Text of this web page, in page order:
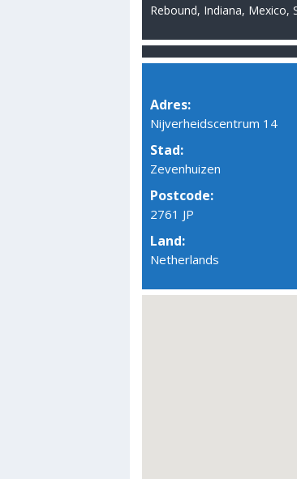
Rebound, Indiana, Mexico,
Adres:
Nijverheidscentrum 14
Stad:
Zevenhuizen
Postcode:
2761 JP
Land:
Netherlands